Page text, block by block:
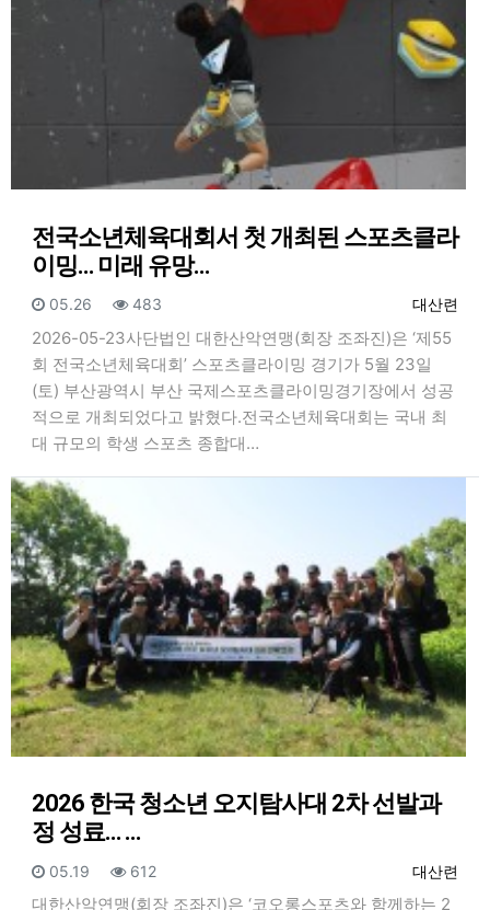
전국소년체육대회서 첫 개최된 스포츠클라
이밍… 미래 유망…
등록자
대산련
등록일
05.26 조회
483
2026-05-23사단법인 대한산악연맹(회장 조좌진)은 ‘제55
회 전국소년체육대회’ 스포츠클라이밍 경기가 5월 23일
(토) 부산광역시 부산 국제스포츠클라이밍경기장에서 성공
적으로 개최되었다고 밝혔다.전국소년체육대회는 국내 최
대 규모의 학생 스포츠 종합대…
2026 한국 청소년 오지탐사대 2차 선발과
정 성료… …
등록자
대산련
등록일
05.19 조회
612
대한산악연맹(회장 조좌진)은 ‘코오롱스포츠와 함께하는 2